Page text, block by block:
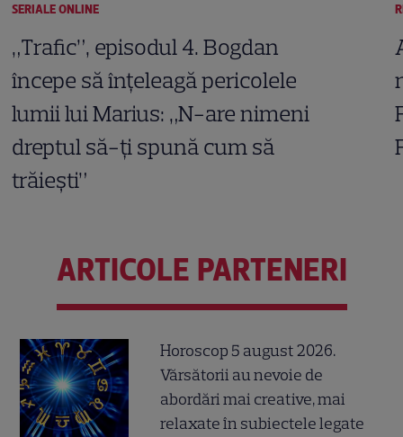
SERIALE ONLINE
„Trafic”, episodul 4. Bogdan
începe să înțeleagă pericolele
lumii lui Marius: „N-are nimeni
dreptul să-ți spună cum să
trăiești”
ARTICOLE PARTENERI
Horoscop 5 august 2026.
Vărsătorii au nevoie de
abordări mai creative, mai
relaxate în subiectele legate